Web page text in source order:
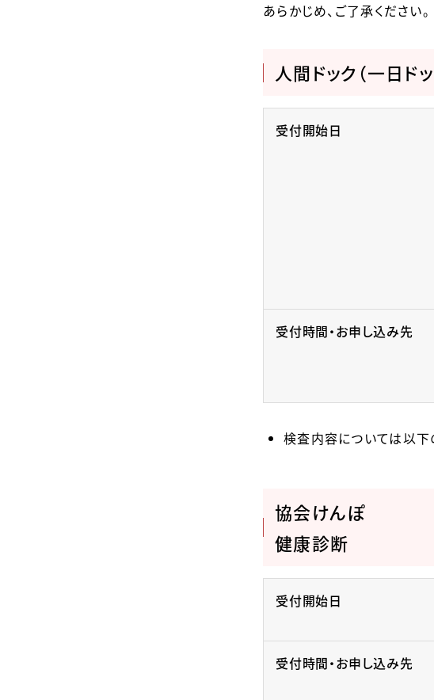
あらかじめ、ご了承ください。
人間ドック（一日ド
受付開始日
受付時間・お申し込み先
検査内容については以下
協会けんぽ
健康診断
受付開始日
受付時間・お申し込み先